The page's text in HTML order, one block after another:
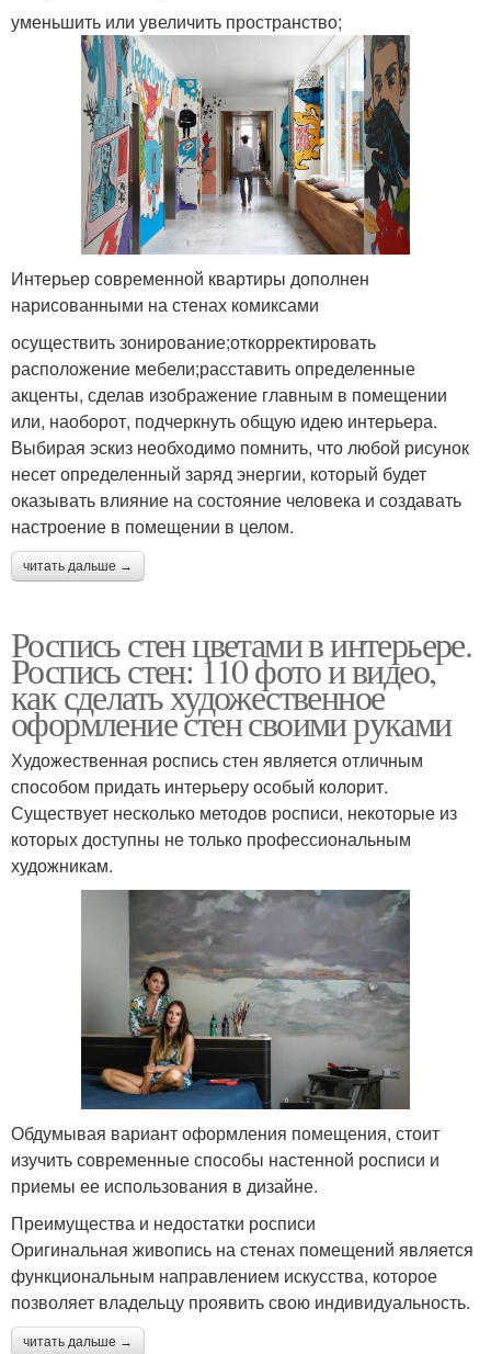
уменьшить или увеличить пространство;
Интерьер современной квартиры дополнен
нарисованными на стенах комиксами
осуществить зонирование;откорректировать
расположение мебели;расставить определенные
акценты, сделав изображение главным в помещении
или, наоборот, подчеркнуть общую идею интерьера.
Выбирая эскиз необходимо помнить, что любой рисунок
несет определенный заряд энергии, который будет
оказывать влияние на состояние человека и создавать
настроение в помещении в целом.
читать дальше →
Роспись стен цветами в интерьере.
Роспись стен: 110 фото и видео,
как сделать художественное
оформление стен своими руками
Художественная роспись стен является отличным
способом придать интерьеру особый колорит.
Существует несколько методов росписи, некоторые из
которых доступны не только профессиональным
художникам.
Обдумывая вариант оформления помещения, стоит
изучить современные способы настенной росписи и
приемы ее использования в дизайне.
Преимущества и недостатки росписи
Оригинальная живопись на стенах помещений является
функциональным направлением искусства, которое
позволяет владельцу проявить свою индивидуальность.
читать дальше →